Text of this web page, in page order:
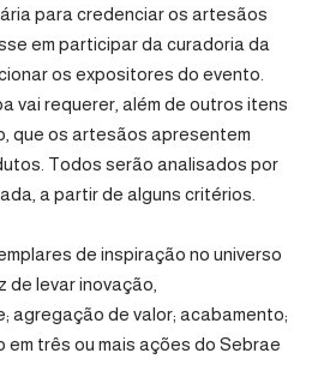
para credenciar os artesãos
em participar da curadoria da
os expositores do evento.
vai requerer, além de outros itens
, que os artesãos apresentem
Todos serão analisados por
a partir de alguns critérios.
de inspiração no universo
levar inovação,
agregação de valor; acabamento;
três ou mais ações do Sebrae